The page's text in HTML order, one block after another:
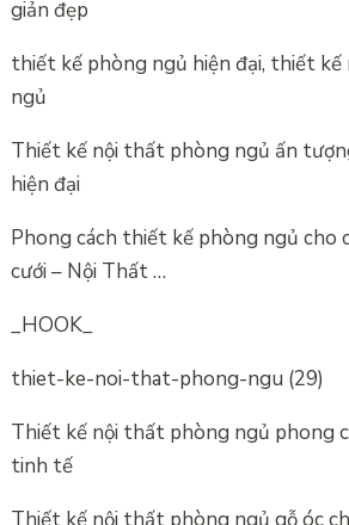
giản đẹp
thiết kế phòng ngủ hiện đại, thiết
ngủ
Thiết kế nội thất phòng ngủ ấn
hiện đại
Phong cách thiết kế phòng ngủ cho
cưới – Nội Thất …
_HOOK_
thiet-ke-noi-that-phong-ngu (29)
Thiết kế nội thất phòng ngủ phong
tinh tế
Thiết kế nội thất phòng ngủ gỗ óc